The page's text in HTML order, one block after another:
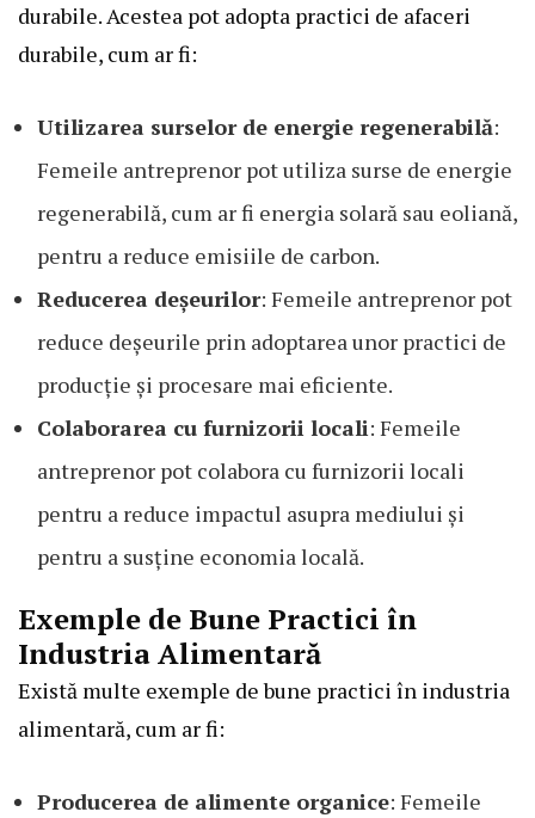
durabile. Acestea pot adopta practici de afaceri
durabile, cum ar fi:
Utilizarea surselor de energie regenerabilă:
Femeile antreprenor pot utiliza surse de energie
regenerabilă, cum ar fi energia solară sau eoliană,
pentru a reduce emisiile de carbon.
Reducerea deșeurilor: Femeile antreprenor pot
reduce deșeurile prin adoptarea unor practici de
producție și procesare mai eficiente.
Colaborarea cu furnizorii locali: Femeile
antreprenor pot colabora cu furnizorii locali
pentru a reduce impactul asupra mediului și
pentru a susține economia locală.
Exemple de Bune Practici în
Industria Alimentară
Există multe exemple de bune practici în industria
alimentară, cum ar fi:
Producerea de alimente organice: Femeile